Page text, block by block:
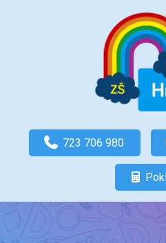
723 706 980